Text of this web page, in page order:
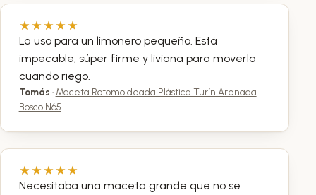
La uso para un limonero pequeño. Está
impecable, súper firme y liviana para moverla
cuando riego.
Tomás · Maceta Rotomoldeada Plástica Turín Arenada
Bosco N65
Necesitaba una maceta grande que no se